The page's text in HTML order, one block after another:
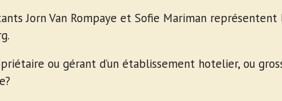
Jorn Van Rompaye et Sofie Mariman représentent
ou gérant d’un établissement hotelier, ou